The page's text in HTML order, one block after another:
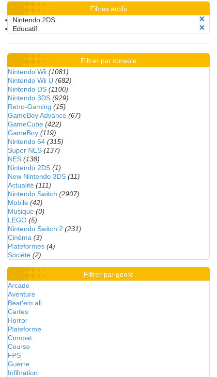
Filtres actifs
Nintendo 2DS
Educatif
Filtrer par console
Nintendo Wii (1081)
Nintendo Wii U (682)
Nintendo DS (1100)
Nintendo 3DS (929)
Retro-Gaming (15)
GameBoy Advance (67)
GameCube (422)
GameBoy (119)
Nintendo 64 (315)
Super NES (137)
NES (138)
Nintendo 2DS (1)
New Nintendo 3DS (11)
Actualité (111)
Nintendo Switch (2907)
Mobile (42)
Musique (0)
LEGO (5)
Nintendo Switch 2 (231)
Cinéma (3)
Plateformes (4)
Société (2)
Filtrer par genre
Arcade
Aventure
Beat'em all
Cartes
Horror
Plateforme
Combat
Course
FPS
Guerre
Infiltration